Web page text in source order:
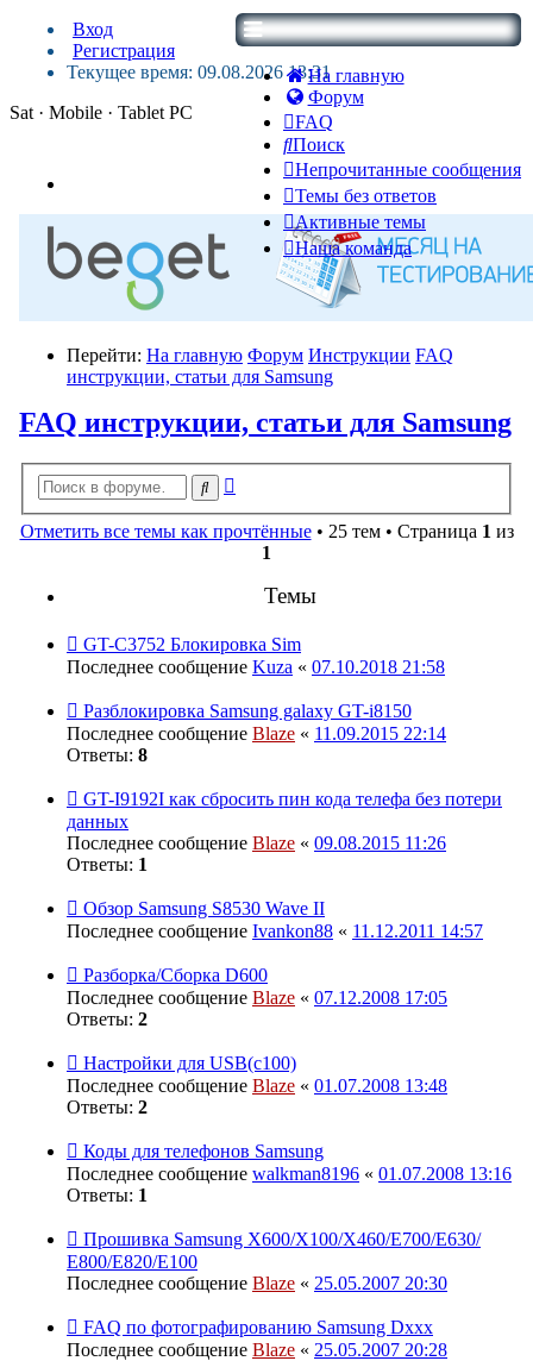
На главную
Форум
FAQ
Поиск
Непрочитанные сообщения
Темы без ответов
Активные темы
Наша команда
Вход
Регистрация
Текущее время: 09.08.2026 13:31
Sat · Mobile · Tablet PC
Перейти: На главную Форум Инструкции FAQ
инструкции, статьи для Samsung
FAQ инструкции, статьи для Samsung
Поиск
Отметить все темы как прочтённые• 25 тем • Страница 1 из
1
Темы
GT-C3752 Блокировка Sim
Последнее сообщение Kuza « 07.10.2018 21:58
Разблокировка Samsung galaxy GT-i8150
Последнее сообщение Blaze « 11.09.2015 22:14
Ответы: 8
GT-I9192I как сбросить пин кода телефа без потери
данных
Последнее сообщение Blaze « 09.08.2015 11:26
Ответы: 1
Обзор Samsung S8530 Wave II
Последнее сообщение Ivankon88 « 11.12.2011 14:57
Разборка/Сборка D600
Последнее сообщение Blaze « 07.12.2008 17:05
Ответы: 2
Настройки для USB(с100)
Последнее сообщение Blaze « 01.07.2008 13:48
Ответы: 2
Коды для телефонов Samsung
Последнее сообщение walkman8196 « 01.07.2008 13:16
Ответы: 1
Прошивка Samsung X600/X100/X460/E700/Е630/
Е800/E820/Е100
Последнее сообщение Blaze « 25.05.2007 20:30
FAQ по фотографированию Samsung Dxxx
Последнее сообщение Blaze « 25.05.2007 20:28